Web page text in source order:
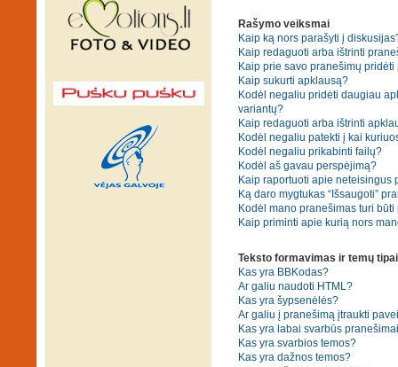
Rašymo veiksmai
Kaip ką nors parašyti į
Kaip redaguoti arba ištrinti
Kaip prie savo pranešimų pridėti
Kaip sukurti apklausą?
Kodėl negaliu pridėti daugiau
variantų?
Kaip redaguoti arba ištrinti
Kodėl negaliu patekti į kai
Kodėl negaliu prikabinti failų?
Kodėl aš gavau perspėjimą?
Kaip raportuoti apie neteisingus
Ką daro mygtukas “Išsaugoti”
Kodėl mano pranešimas turi būti
Kaip priminti apie kurią nors
Teksto formavimas ir temų tipai
Kas yra BBKodas?
Ar galiu naudoti HTML?
Kas yra šypsenėlės?
Ar galiu į pranešimą įtraukti
Kas yra labai svarbūs
Kas yra svarbios temos?
Kas yra dažnos temos?